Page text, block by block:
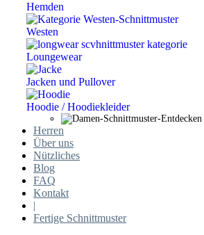
Hemden
Westen
Loungewear
Jacken und Pullover
Hoodie / Hoodiekleider
Herren
Über uns
Nützliches
Blog
FAQ
Kontakt
|
Fertige Schnittmuster